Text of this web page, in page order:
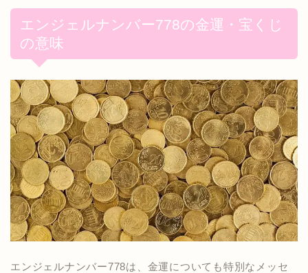
エンジェルナンバー778の金運・宝くじ
の意味
エンジェルナンバー778は、金運についても特別なメッセ